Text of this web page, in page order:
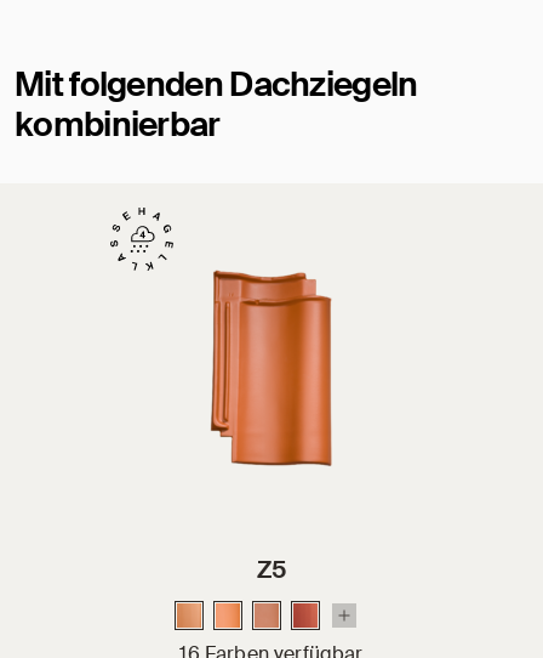
Mit folgenden Dachziegeln
kombinierbar
Z5